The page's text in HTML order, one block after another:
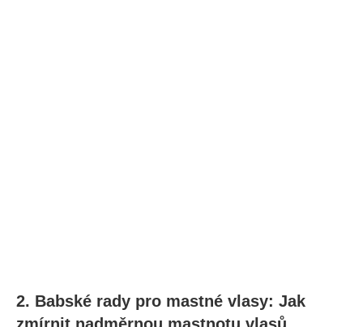
2. Babské rady pro mastné vlasy: Jak